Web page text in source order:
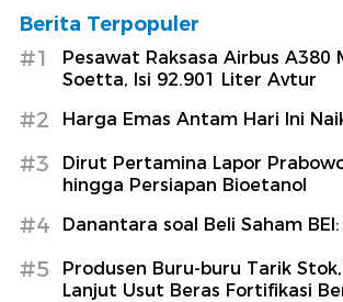
Berita Terpopuler
#1
Pesawat Raksasa Airbus A380
Soetta, Isi 92.901 Liter Avtur
#2 Harga Emas Antam Hari Ini
#3
Dirut Pertamina Lapor
hingga Persiapan Bioetanol
#4 Danantara soal Beli Saham
#5
Produsen Buru-buru Tarik
Lanjut Usut Beras Fortifikasi